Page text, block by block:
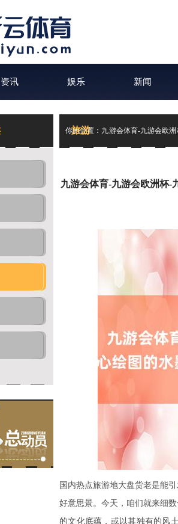
资讯 娱乐 新闻
旅游
你的位置： 九游会体育-九游会欧
九游会体育-九游会欧洲杯-
国内热点旅游地大盘货老是能
好意思景。今天，咱们就来细
的文化底蕴，或以其独有的风